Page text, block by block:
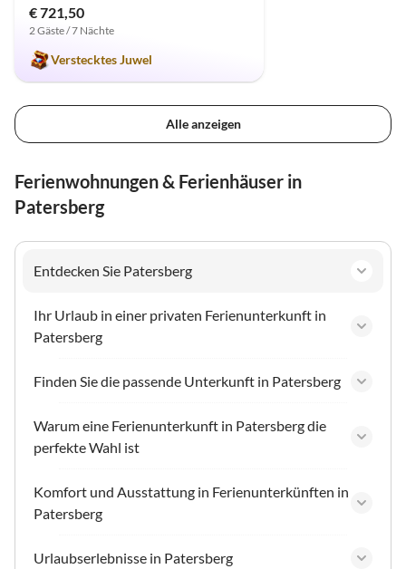
€ 721,50
2 Gäste / 7 Nächte
Verstecktes Juwel
Alle anzeigen
Ferienwohnungen & Ferienhäuser in
Patersberg
Entdecken Sie Patersberg
Ihr Urlaub in einer privaten Ferienunterkunft in
Patersberg
Finden Sie die passende Unterkunft in Patersberg
Warum eine Ferienunterkunft in Patersberg die
perfekte Wahl ist
Komfort und Ausstattung in Ferienunterkünften in
Patersberg
Urlaubserlebnisse in Patersberg